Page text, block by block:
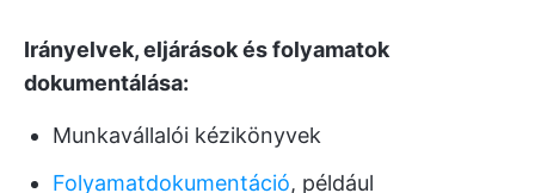
Irányelvek, eljárások és folyamatok
dokumentálása:
Munkavállalói kézikönyvek
Folyamatdokumentáció, például